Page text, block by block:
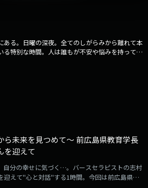
ある。日曜の深夜。全てのしがらみから離れて本
る特別な時間。人は誰もが不安や悩みを持ってい
の心と対話することの大切さを伝え、明日への
ッセージを発信するラジオ番組です。真っ暗闇
ャルイベントDIALOGUEINTHEDARKオフィシャル
第２日曜日25:00-26:00に放送中。HPではインタ
ら未来を見つめて～ 前広島県教育学長
を迎えて
自分の幸せに気づく…。バースセラピストの志村
迎えて"心と対話"する1時間。今回は前広島県教